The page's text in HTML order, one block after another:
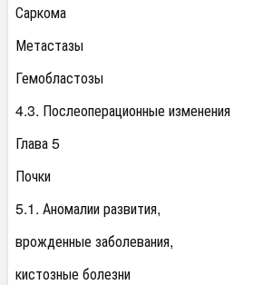
Саркома
Метастазы
Гемобластозы
4.3. Послеоперационные изменения
Глава 5
Почки
5.1. Аномалии развития,
врожденные заболевания,
кистозные болезни